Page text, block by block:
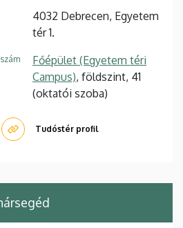
4032 Debrecen, Egyetem
tér 1.
Főépület (Egyetem téri
Campus), földszint, 41
(oktatói szoba)
Tudóstér profil